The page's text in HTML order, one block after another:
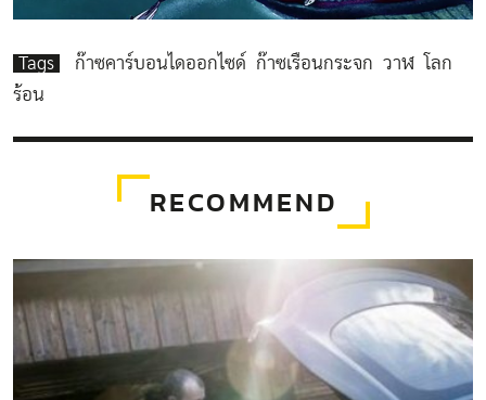
Tags ก๊าซคาร์บอนไดออกไซด์ ก๊าซเรือนกระจก วาฬ
โลก
ร้อน
RECOMMEND